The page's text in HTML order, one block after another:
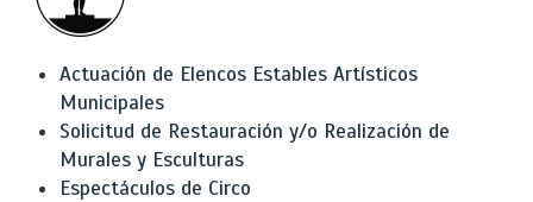
Actuación de Elencos Estables Artísticos
Municipales
Solicitud de Restauración y/o Realización de
Murales y Esculturas
Espectáculos de Circo